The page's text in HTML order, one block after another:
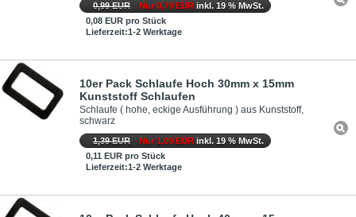
0,99 EUR Nur 0,79 EUR inkl. 19 % MwSt.
0,08 EUR pro Stück
Lieferzeit:1-2 Werktage
10er Pack Schlaufe Hoch 30mm x 15mm
Kunststoff Schlaufen
Schlaufe ( hohe, eckige Ausführung ) aus Kunststoff,
schwarz
1,39 EUR Nur 1,09 EUR inkl. 19 % MwSt.
0,11 EUR pro Stück
Lieferzeit:1-2 Werktage